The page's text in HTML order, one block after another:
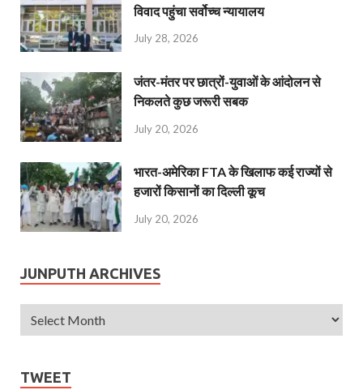
विवाद पहुंचा सर्वोच्च न्यायालय
July 28, 2026
जंतर-मंतर पर छात्रों-युवाओं के आंदोलन से
निकलते कुछ जरूरी सबक
July 20, 2026
भारत-अमेरिका FTA के खिलाफ कई राज्यों से
हजारों किसानों का दिल्ली कूच
July 20, 2026
JUNPUTH ARCHIVES
TWEET